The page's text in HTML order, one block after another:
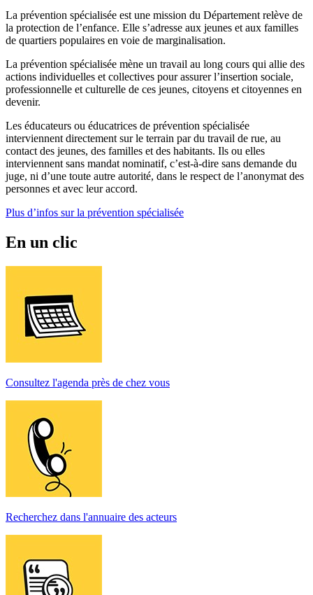
La prévention spécialisée est une mission du Département relève de
la protection de l’enfance. Elle s’adresse aux jeunes et aux familles
de quartiers populaires en voie de marginalisation.
La prévention spécialisée mène un travail au long cours qui allie des
actions individuelles et collectives pour assurer l’insertion sociale,
professionnelle et culturelle de ces jeunes, citoyens et citoyennes en
devenir.
Les éducateurs ou éducatrices de prévention spécialisée
interviennent directement sur le terrain par du travail de rue, au
contact des jeunes, des familles et des habitants. Ils ou elles
interviennent sans mandat nominatif, c’est-à-dire sans demande du
juge, ni d’une toute autre autorité, dans le respect de l’anonymat des
personnes et avec leur accord.
Plus d’infos sur la prévention spécialisée
En un clic
Consultez l'agenda près de chez vous
Recherchez dans l'annuaire des acteurs